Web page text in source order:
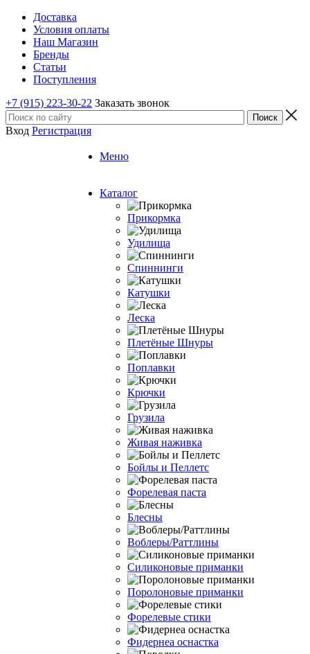
Доставка
Условия оплаты
Наш Магазин
Бренды
Статьи
Поступления
+7 (915) 223-30-22 Заказать звонок
Вход Регистрация
Меню
Каталог
Прикормка
Удилища
Спиннинги
Катушки
Леска
Плетёные Шнуры
Поплавки
Крючки
Грузила
Живая наживка
Бойлы и Пеллетс
Форелевая паста
Блесны
Воблеры/Раттлины
Силиконовые приманки
Поролоновые приманки
Форелевые стики
Фидернеа оснастка